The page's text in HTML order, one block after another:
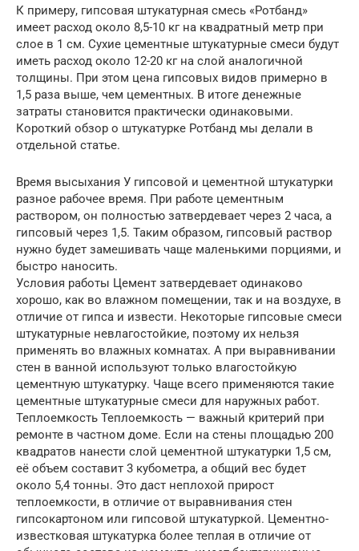
К примеру, гипсовая штукатурная смесь «Ротбанд»
имеет расход около 8,5-10 кг на квадратный метр при
слое в 1 см. Сухие цементные штукатурные смеси будут
иметь расход около 12-20 кг на слой аналогичной
толщины. При этом цена гипсовых видов примерно в
1,5 раза выше, чем цементных. В итоге денежные
затраты становится практически одинаковыми.
Короткий обзор о штукатурке Ротбанд мы делали в
отдельной статье.
Время высыхания У гипсовой и цементной штукатурки
разное рабочее время. При работе цементным
раствором, он полностью затвердевает через 2 часа, а
гипсовый через 1,5. Таким образом, гипсовый раствор
нужно будет замешивать чаще маленькими порциями, и
быстро наносить.
Условия работы Цемент затвердевает одинаково
хорошо, как во влажном помещении, так и на воздухе, в
отличие от гипса и извести. Некоторые гипсовые смеси
штукатурные невлагостойкие, поэтому их нельзя
применять во влажных комнатах. А при выравнивании
стен в ванной используют только влагостойкую
цементную штукатурку. Чаще всего применяются такие
цементные штукатурные смеси для наружных работ.
Теплоемкость Теплоемкость — важный критерий при
ремонте в частном доме. Если на стены площадью 200
квадратов нанести слой цементной штукатурки 1,5 см,
её объем составит 3 кубометра, а общий вес будет
около 5,4 тонны. Это даст неплохой прирост
теплоемкости, в отличие от выравнивания стен
гипсокартоном или гипсовой штукатуркой. Цементно-
известковая штукатурка более теплая в отличие от